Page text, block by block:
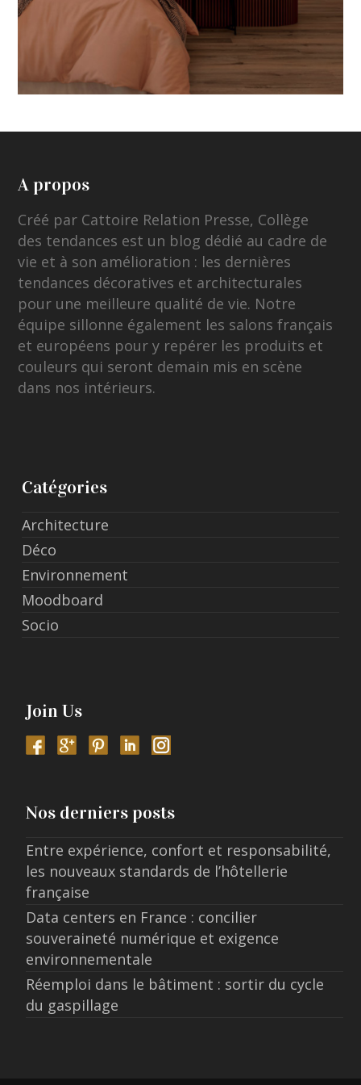
A propos
Créé par Cattoire Relation Presse, Collège
des tendances est un blog dédié au cadre de
vie et à son amélioration : les dernières
tendances décoratives et architecturales
pour une meilleure qualité de vie. Notre
équipe sillonne également les salons français
et européens pour y repérer les produits et
couleurs qui seront demain mis en scène
dans nos intérieurs.
Catégories
Architecture
Déco
Environnement
Moodboard
Socio
Join Us
Nos derniers posts
Entre expérience, confort et responsabilité,
les nouveaux standards de l’hôtellerie
française
Data centers en France : concilier
souveraineté numérique et exigence
environnementale
Réemploi dans le bâtiment : sortir du cycle
du gaspillage